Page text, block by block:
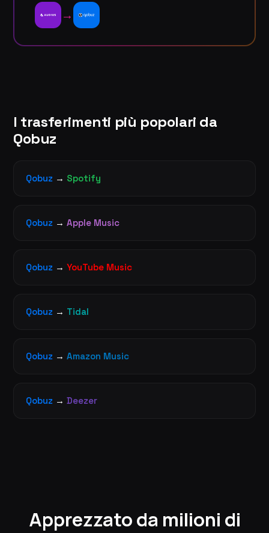
→
I trasferimenti più popolari da
Qobuz
Qobuz → Spotify
Qobuz → Apple Music
Qobuz → YouTube Music
Qobuz → Tidal
Qobuz → Amazon Music
Qobuz → Deezer
Apprezzato da milioni di